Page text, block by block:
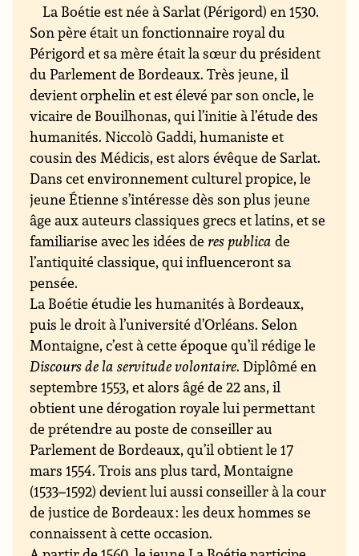
La Boétie est née à Sarlat (Périgord) en1530.
Son père était un fonctionnaire royal du
Périgord et sa mère était la sœur du président
duParlement de Bordeaux. Très jeune, il
devient orphelin et est élevé par son oncle, le
vicaire de Bouilhonas, qui l’initie à l’étude des
humanités. Niccolò Gaddi, humaniste et
cousin des Médicis, est alors évêque de Sarlat.
Dans cet environnement culturel propice, le
jeune Étienne s’intéresse dès son plus jeune
âge aux auteurs classiques grecs et latins, et se
familiarise avec les idées de res publica de
l’antiquité classique, qui influenceront sa
pensée.
La Boétie étudie les humanités à Bordeaux,
puis le droit àl’université d’Orléans. Selon
Montaigne, c’est à cette époque qu’il rédige le
Discours de la servitude volontaire. Diplômé en
septembre1553, et alors âgé de 22 ans, il
obtient une dérogation royale lui permettant
de prétendre au poste de conseiller au
Parlement de Bordeaux, qu’il obtient le 17
mars1554. Trois ans plus tard, Montaigne
(1533–1592) devient lui aussi conseiller à la cour
de justice de Bordeaux : les deux hommes se
connaissent à cette occasion.